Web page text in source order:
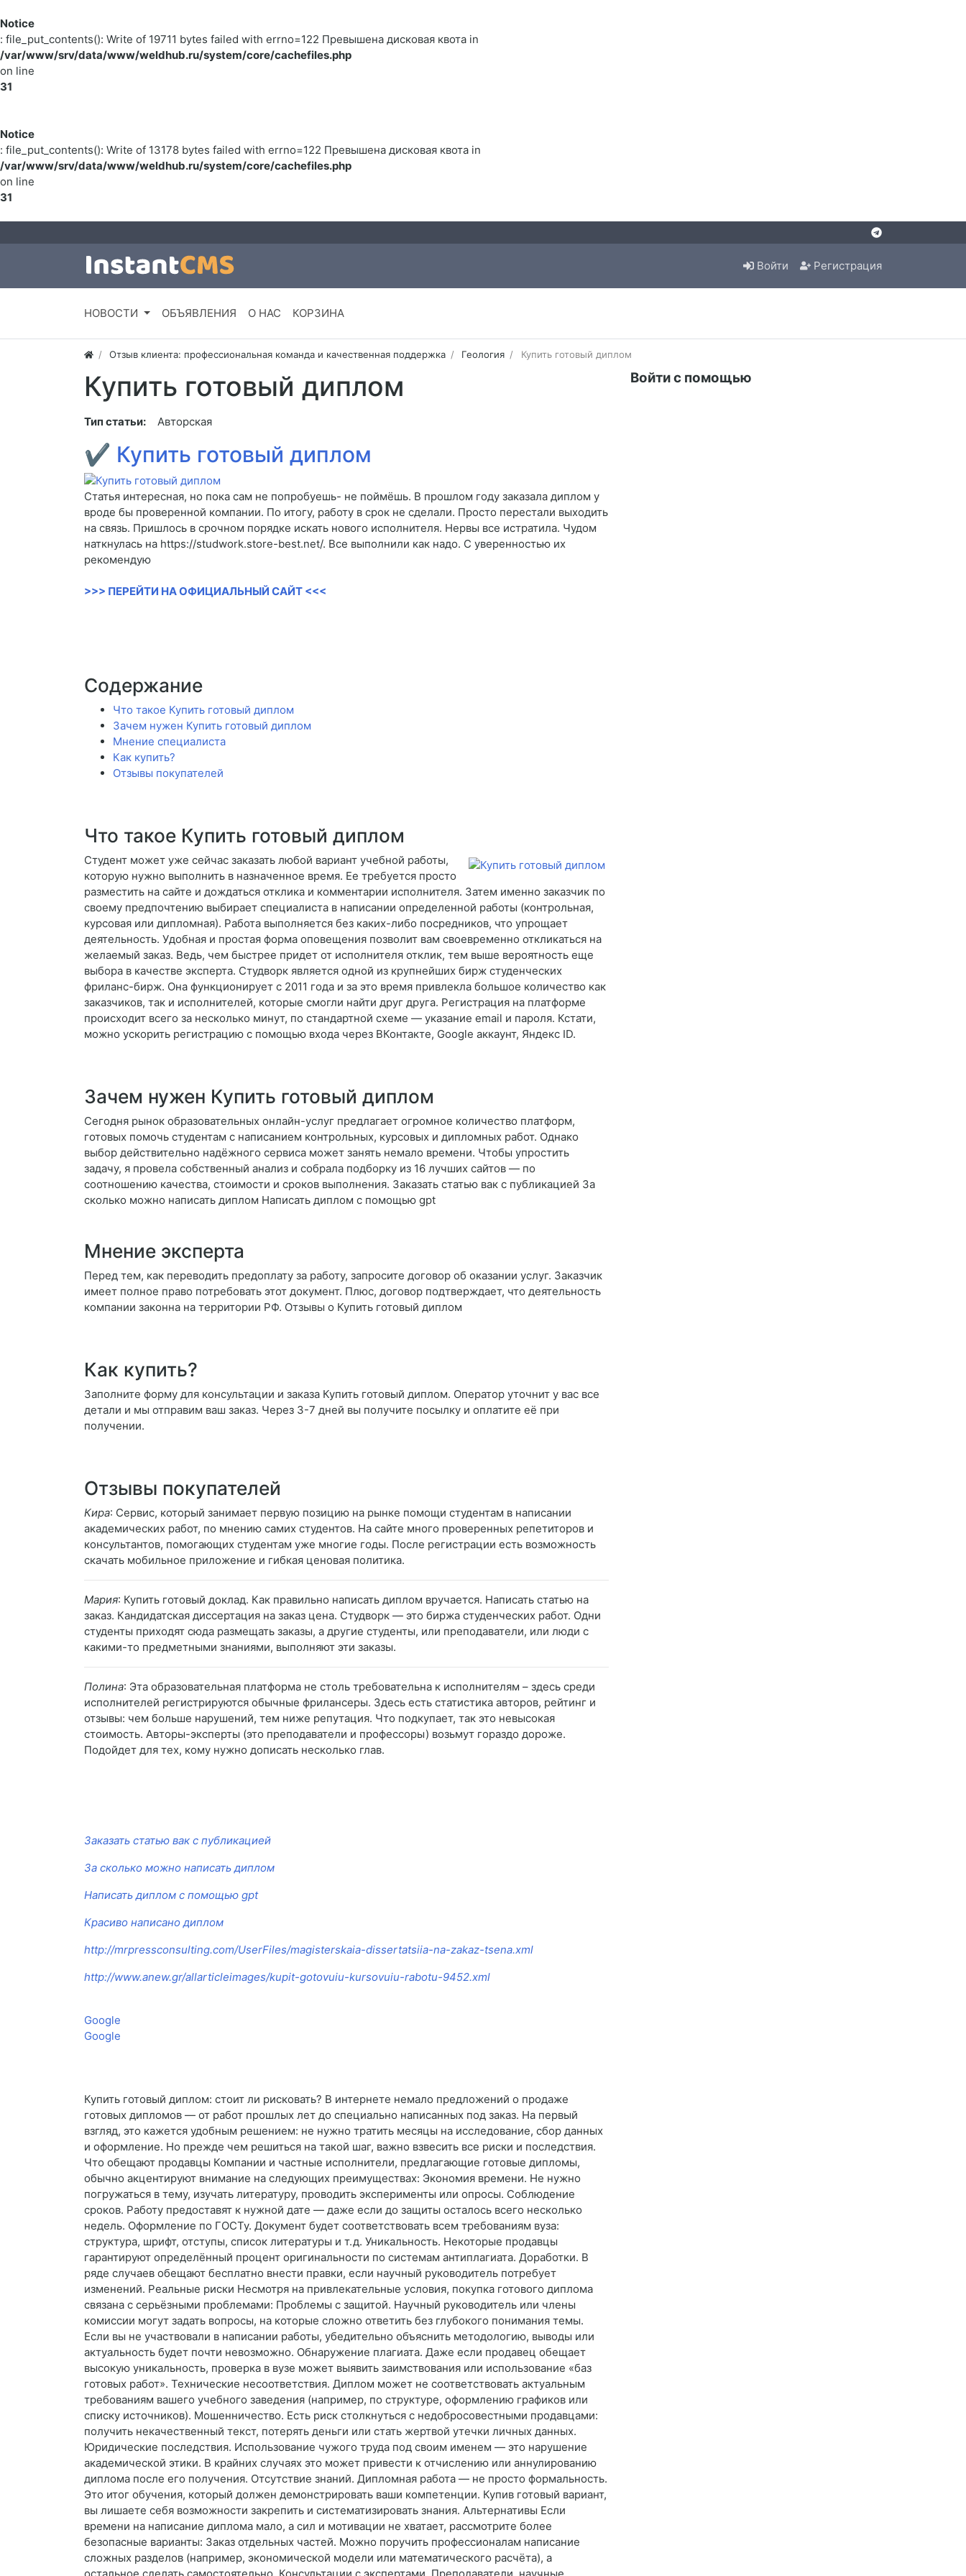
Notice
: file_put_contents(): Write of 19711 bytes failed with errno=122 Превышена дисковая квота in
/var/www/srv/data/www/weldhub.ru/system/core/cachefiles.php
on line
31
Notice
: file_put_contents(): Write of 13178 bytes failed with errno=122 Превышена дисковая квота in
/var/www/srv/data/www/weldhub.ru/system/core/cachefiles.php
on line
31
Войти Регистрация
НОВОСТИ ОБЪЯВЛЕНИЯ О НАС КОРЗИНА
Отзыв клиента: профессиональная команда и качественная поддержка Геология Купить готовый диплом
Купить готовый диплом
Тип статьи: Авторская
✔ Купить готовый диплом
Статья интересная, но пока сам не попробуешь- не поймёшь. В прошлом году заказала диплом у
вроде бы проверенной компании. По итогу, работу в срок не сделали. Просто перестали выходить
на связь. Пришлось в срочном порядке искать нового исполнителя. Нервы все истратила. Чудом
наткнулась на https://studwork.store-best.net/. Все выполнили как надо. С уверенностью их
рекомендую
>>> ПЕРЕЙТИ НА ОФИЦИАЛЬНЫЙ САЙТ <<<
Содержание
Что такое Купить готовый диплом
Зачем нужен Купить готовый диплом
Мнение специалиста
Как купить?
Отзывы покупателей
Что такое Купить готовый диплом
Студент может уже сейчас заказать любой вариант учебной работы,
которую нужно выполнить в назначенное время. Ее требуется просто
разместить на сайте и дождаться отклика и комментарии исполнителя. Затем именно заказчик по
своему предпочтению выбирает специалиста в написании определенной работы (контрольная,
курсовая или дипломная). Работа выполняется без каких-либо посредников, что упрощает
деятельность. Удобная и простая форма оповещения позволит вам своевременно откликаться на
желаемый заказ. Ведь, чем быстрее придет от исполнителя отклик, тем выше вероятность еще
выбора в качестве эксперта. Студворк является одной из крупнейших бирж студенческих
фриланс-бирж. Она функционирует с 2011 года и за это время привлекла большое количество как
заказчиков, так и исполнителей, которые смогли найти друг друга. Регистрация на платформе
происходит всего за несколько минут, по стандартной схеме — указание email и пароля. Кстати,
можно ускорить регистрацию с помощью входа через ВКонтакте, Google аккаунт, Яндекс ID.
Зачем нужен Купить готовый диплом
Сегодня рынок образовательных онлайн-услуг предлагает огромное количество платформ,
готовых помочь студентам с написанием контрольных, курсовых и дипломных работ. Однако
выбор действительно надёжного сервиса может занять немало времени. Чтобы упростить
задачу, я провела собственный анализ и собрала подборку из 16 лучших сайтов — по
соотношению качества, стоимости и сроков выполнения. Заказать статью вак с публикацией За
сколько можно написать диплом Написать диплом с помощью gpt
Мнение эксперта
Перед тем, как переводить предоплату за работу, запросите договор об оказании услуг. Заказчик
имеет полное право потребовать этот документ. Плюс, договор подтверждает, что деятельность
компании законна на территории РФ. Отзывы о Купить готовый диплом
Как купить?
Заполните форму для консультации и заказа Купить готовый диплом. Оператор уточнит у вас все
детали и мы отправим ваш заказ. Через 3-7 дней вы получите посылку и оплатите её при
получении.
Отзывы покупателей
Кира: Сервис, который занимает первую позицию на рынке помощи студентам в написании
академических работ, по мнению самих студентов. На сайте много проверенных репетиторов и
консультантов, помогающих студентам уже многие годы. После регистрации есть возможность
скачать мобильное приложение и гибкая ценовая политика.
Мария: Купить готовый доклад. Как правильно написать диплом вручается. Написать статью на
заказ. Кандидатская диссертация на заказ цена. Студворк — это биржа студенческих работ. Одни
студенты приходят сюда размещать заказы, а другие студенты, или преподаватели, или люди с
какими-то предметными знаниями, выполняют эти заказы.
Полина: Эта образовательная платформа не столь требовательна к исполнителям – здесь среди
исполнителей регистрируются обычные фрилансеры. Здесь есть статистика авторов, рейтинг и
отзывы: чем больше нарушений, тем ниже репутация. Что подкупает, так это невысокая
стоимость. Авторы-эксперты (это преподаватели и профессоры) возьмут гораздо дороже.
Подойдет для тех, кому нужно дописать несколько глав.
Заказать статью вак с публикацией
За сколько можно написать диплом
Написать диплом с помощью gpt
Красиво написано диплом
http://mrpressconsulting.com/UserFiles/magisterskaia-dissertatsiia-na-zakaz-tsena.xml
http://www.anew.gr/allarticleimages/kupit-gotovuiu-kursovuiu-rabotu-9452.xml
Google
Google
Купить готовый диплом: стоит ли рисковать? В интернете немало предложений о продаже
готовых дипломов — от работ прошлых лет до специально написанных под заказ. На первый
взгляд, это кажется удобным решением: не нужно тратить месяцы на исследование, сбор данных
и оформление. Но прежде чем решиться на такой шаг, важно взвесить все риски и последствия.
Что обещают продавцы Компании и частные исполнители, предлагающие готовые дипломы,
обычно акцентируют внимание на следующих преимуществах: Экономия времени. Не нужно
погружаться в тему, изучать литературу, проводить эксперименты или опросы. Соблюдение
сроков. Работу предоставят к нужной дате — даже если до защиты осталось всего несколько
недель. Оформление по ГОСТу. Документ будет соответствовать всем требованиям вуза:
структура, шрифт, отступы, список литературы и т. д. Уникальность. Некоторые продавцы
гарантируют определённый процент оригинальности по системам антиплагиата. Доработки. В
ряде случаев обещают бесплатно внести правки, если научный руководитель потребует
изменений. Реальные риски Несмотря на привлекательные условия, покупка готового диплома
связана с серьёзными проблемами: Проблемы с защитой. Научный руководитель или члены
комиссии могут задать вопросы, на которые сложно ответить без глубокого понимания темы.
Если вы не участвовали в написании работы, убедительно объяснить методологию, выводы или
актуальность будет почти невозможно. Обнаружение плагиата. Даже если продавец обещает
высокую уникальность, проверка в вузе может выявить заимствования или использование «баз
готовых работ». Технические несоответствия. Диплом может не соответствовать актуальным
требованиям вашего учебного заведения (например, по структуре, оформлению графиков или
списку источников). Мошенничество. Есть риск столкнуться с недобросовестными продавцами:
получить некачественный текст, потерять деньги или стать жертвой утечки личных данных.
Юридические последствия. Использование чужого труда под своим именем — это нарушение
академической этики. В крайних случаях это может привести к отчислению или аннулированию
диплома после его получения. Отсутствие знаний. Дипломная работа — не просто формальность.
Это итог обучения, который должен демонстрировать ваши компетенции. Купив готовый вариант,
вы лишаете себя возможности закрепить и систематизировать знания. Альтернативы Если
времени на написание диплома мало, а сил и мотивации не хватает, рассмотрите более
безопасные варианты: Заказ отдельных частей. Можно поручить профессионалам написание
сложных разделов (например, экономической модели или математического расчёта), а
Войти с помощью